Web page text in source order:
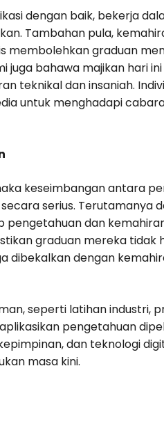
dengan baik, bekerja
Tambahan pula,
membolehkan graduan
juga bahawa majikan hari
teknikal dan insaniah.
untuk menghadapi
keseimbangan antara
serius. Terutamanya
dan
graduan mereka tidak
dengan
seperti latihan industri,
pengetahuan
dan teknologi
masa kini.